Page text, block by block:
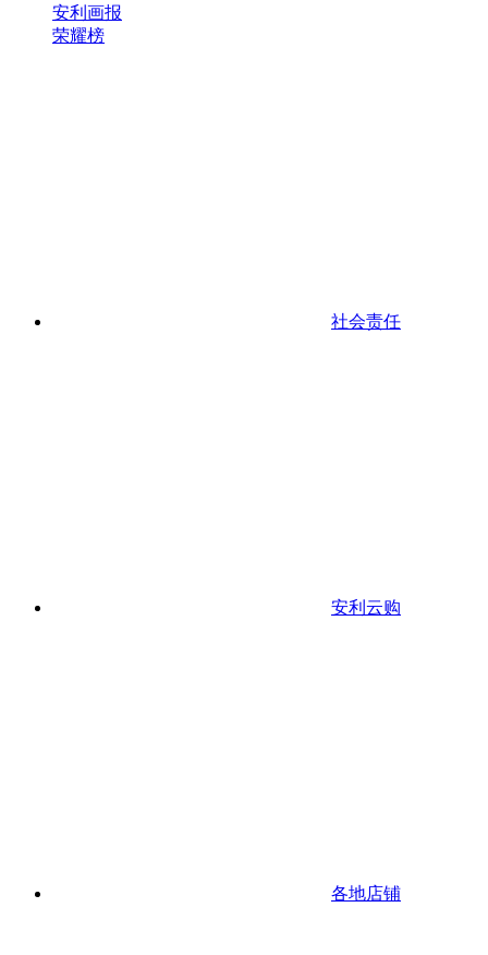
安利画报
荣耀榜
社会责任
安利云购
各地店铺